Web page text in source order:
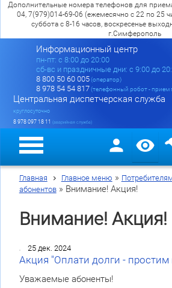
Дополнительные номера телефонов для
04, 7(979)014-69-06 (ежемесячно с 22 по 25
суббота с 8-16 часов, воскресенье
г.Симферополь
Информационный центр
пн-пт: c 8:00 до 20:00
сб-вс и праздничные дни: с 9:00 до
8 800 50 60 005(оператор)
8 978 54 54 817(телефонный робот - прием
Центральная диспетчерская служба
круглосуточно
8 978 097 18 11 (аварийная служба)
Главная Главное меню »
абонентов» Внимание! Акция!
Внимание! Акция!
25 дек. 2024
Акция "Оплати долги - простим
Уважаемые абоненты!